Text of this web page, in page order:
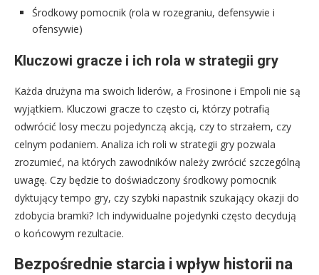
Środkowy pomocnik (rola w rozegraniu, defensywie i
ofensywie)
Kluczowi gracze i ich rola w strategii gry
Każda drużyna ma swoich liderów, a Frosinone i Empoli nie są
wyjątkiem. Kluczowi gracze to często ci, którzy potrafią
odwrócić losy meczu pojedynczą akcją, czy to strzałem, czy
celnym podaniem. Analiza ich roli w strategii gry pozwala
zrozumieć, na których zawodników należy zwrócić szczególną
uwagę. Czy będzie to doświadczony środkowy pomocnik
dyktujący tempo gry, czy szybki napastnik szukający okazji do
zdobycia bramki? Ich indywidualne pojedynki często decydują
o końcowym rezultacie.
Bezpośrednie starcia i wpływ historii na